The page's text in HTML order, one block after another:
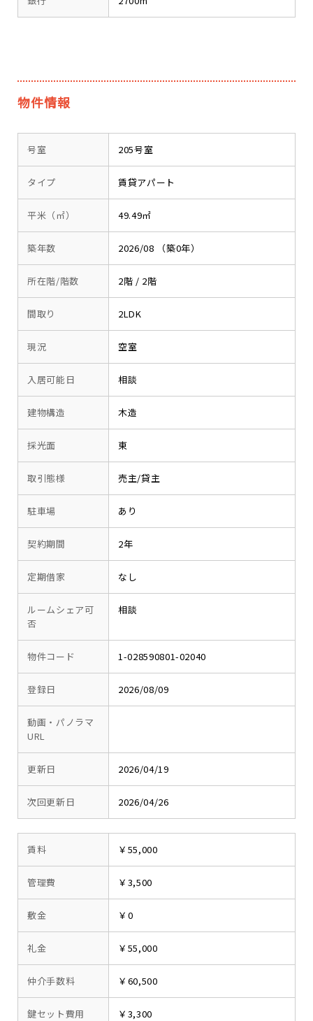
物件情報
号室 205号室
タイプ 賃貸アパート
平米（㎡） 49.49㎡
築年数 2026/08 （築0年）
所在階/階数 2階 / 2階
間取り 2LDK
現況 空室
入居可能日 相談
建物構造 木造
採光面 東
取引態様 売主/貸主
駐車場 あり
契約期間 2年
定期借家 なし
ルームシェア可
否
相談
物件コード 1-028590801-02040
登録日 2026/08/09
動画・パノラマ
URL
更新日 2026/04/19
次回更新日 2026/04/26
賃料 ￥55,000
管理費 ￥3,500
敷金 ￥0
礼金 ￥55,000
仲介手数料 ￥60,500
鍵セット費用 ￥3,300